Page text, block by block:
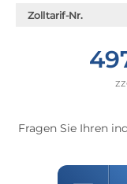
Zolltarif-Nr.
Fragen Sie Ihren